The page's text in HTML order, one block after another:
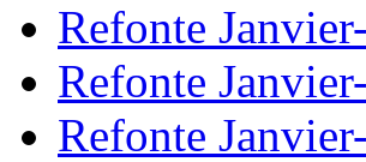
Refonte
Refonte
Refonte